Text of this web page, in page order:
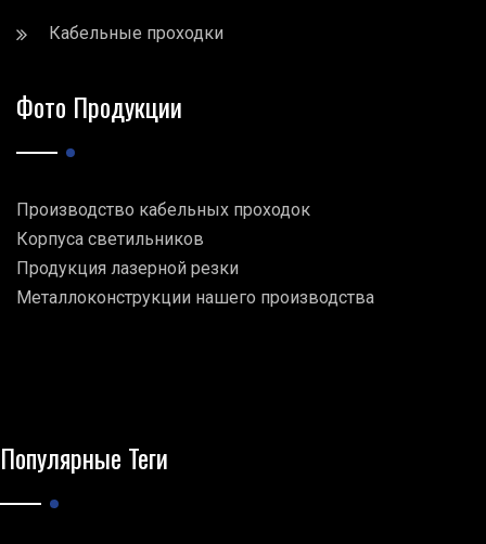
Кабельные проходки
Фото Продукции
Производство кабельных проходок
Корпуса светильников
Продукция лазерной резки
Металлоконструкции нашего производства
Популярные Теги